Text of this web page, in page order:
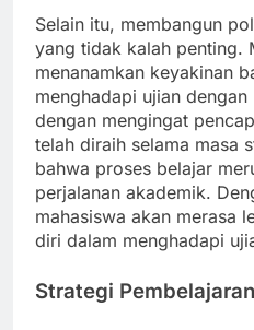
Selain itu, membangun
yang tidak kalah penting.
menanamkan keyakinan
menghadapi ujian
dengan mengingat
telah diraih selama masa
bahwa proses belajar
perjalanan akademik.
mahasiswa akan merasa
diri dalam menghadapi
Strategi